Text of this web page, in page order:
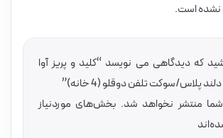
نشده است.
که دیدگاهی می نویسد “کلید و پریز آوا
پلاس/سوکت تلفن دوقلو (4 خانه)”
منتشر نخواهد شد. بخش‌های موردنیاز